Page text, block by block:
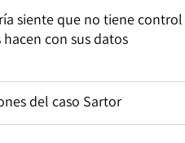
siente que no tiene control
con sus datos
del caso Sartor